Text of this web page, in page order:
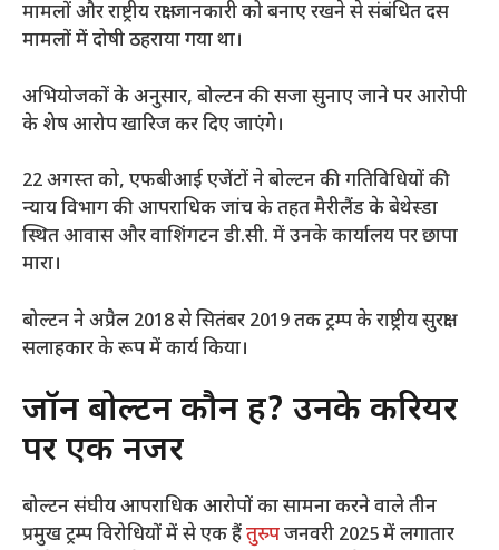
मामलों और राष्ट्रीय रक्षा जानकारी को बनाए रखने से संबंधित दस
मामलों में दोषी ठहराया गया था।
अभियोजकों के अनुसार, बोल्टन की सजा सुनाए जाने पर आरोपी
के शेष आरोप खारिज कर दिए जाएंगे।
22 अगस्त को, एफबीआई एजेंटों ने बोल्टन की गतिविधियों की
न्याय विभाग की आपराधिक जांच के तहत मैरीलैंड के बेथेस्डा
स्थित आवास और वाशिंगटन डी.सी. में उनके कार्यालय पर छापा
मारा।
बोल्टन ने अप्रैल 2018 से सितंबर 2019 तक ट्रम्प के राष्ट्रीय सुरक्षा
सलाहकार के रूप में कार्य किया।
जॉन बोल्टन कौन हैं? उनके करियर
पर एक नजर
बोल्टन संघीय आपराधिक आरोपों का सामना करने वाले तीन
प्रमुख ट्रम्प विरोधियों में से एक हैंतुस्र्पजनवरी 2025 में लगातार